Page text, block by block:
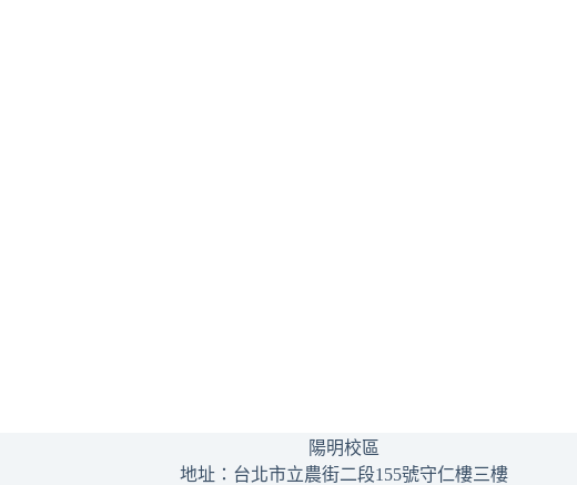
陽明校區
地址：台北市立農街二段155號守仁樓三樓